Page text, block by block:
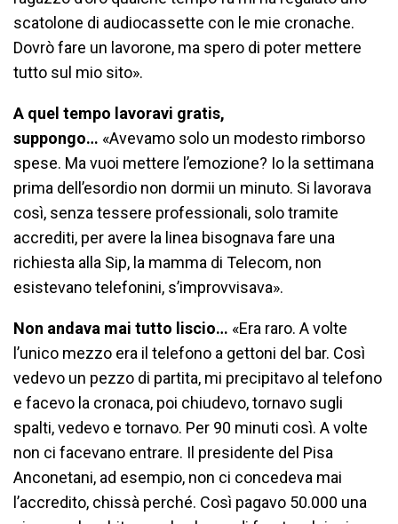
scatolone di audiocassette con le mie cronache.
Dovrò fare un lavorone, ma spero di poter mettere
tutto sul mio sito».
A quel tempo lavoravi gratis,
suppongo… «Avevamo solo un modesto rimborso
spese. Ma vuoi mettere l’emozione? Io la settimana
prima dell’esordio non dormii un minuto. Si lavorava
così, senza tessere professionali, solo tramite
accrediti, per avere la linea bisognava fare una
richiesta alla Sip, la mamma di Telecom, non
esistevano telefonini, s’improvvisava».
Non andava mai tutto liscio… «Era raro. A volte
l’unico mezzo era il telefono a gettoni del bar. Così
vedevo un pezzo di partita, mi precipitavo al telefono
e facevo la cronaca, poi chiudevo, tornavo sugli
spalti, vedevo e tornavo. Per 90 minuti così. A volte
non ci facevano entrare. Il presidente del Pisa
Anconetani, ad esempio, non ci concedeva mai
l’accredito, chissà perché. Così pagavo 50.000 una